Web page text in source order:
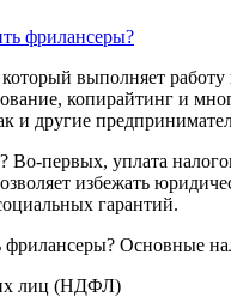
выполняет работу
копирайтинг и
и другие
первых, уплата
избежать
гарантий.
Основные
лиц (НДФЛ)